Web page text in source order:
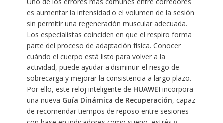
es aumentar la intensidad o el volumen de la sesión
sin permitir una regeneración muscular adecuada.
Los especialistas coinciden en que el respiro forma
parte del proceso de adaptación física. Conocer
cuándo el cuerpo está listo para volver a la
actividad, puede ayudar a disminuir el riesgo de
sobrecarga y mejorar la consistencia a largo plazo.
Por ello, este reloj inteligente de HUAWEI incorpora
una nueva Guía Dinámica de Recuperación, capaz
de recomendar tiempos de reposo entre sesiones